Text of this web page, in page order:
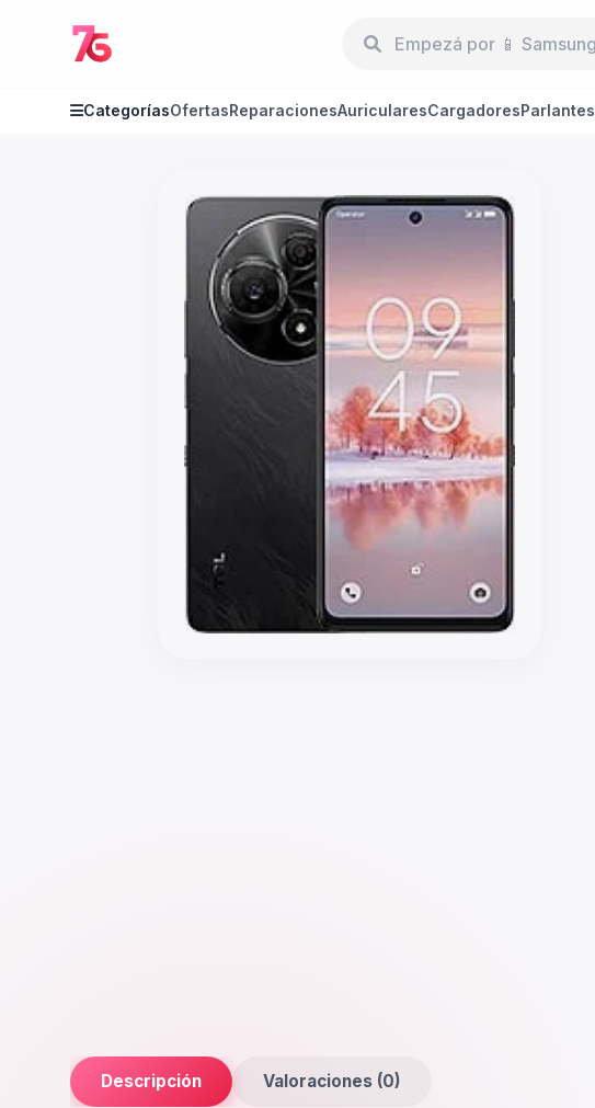
CategoríasOfertasReparacionesAuricularesCargadoresParlantes
Descripción Valoraciones (0)